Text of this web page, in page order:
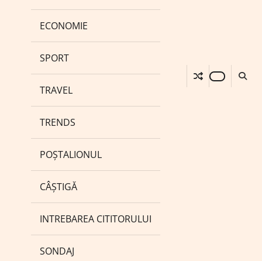
ECONOMIE
SPORT
TRAVEL
TRENDS
POȘTALIONUL
CÂȘTIGĂ
INTREBAREA CITITORULUI
SONDAJ